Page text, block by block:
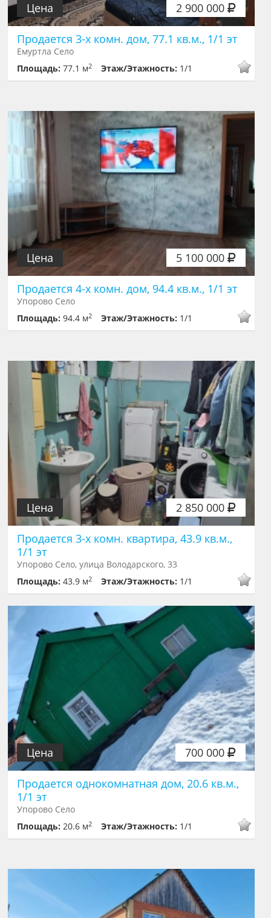
2 900 000
Цена
Продается 3-х комн. дом, 77.1 кв.м., 1/1 эт
Емуртла Село
Площадь:77.1 м2 Этаж/Этажность: 1/1
5 100 000
Цена
Продается 4-х комн. дом, 94.4 кв.м., 1/1 эт
Упорово Село
Площадь:94.4 м2 Этаж/Этажность: 1/1
2 850 000
Цена
Продается 3-х комн. квартира, 43.9 кв.м.,
1/1 эт
Упорово Село, улица Володарского, 33
Площадь:43.9 м2 Этаж/Этажность: 1/1
700 000
Цена
Продается однокомнатная дом, 20.6 кв.м.,
1/1 эт
Упорово Село
Площадь:20.6 м2 Этаж/Этажность: 1/1